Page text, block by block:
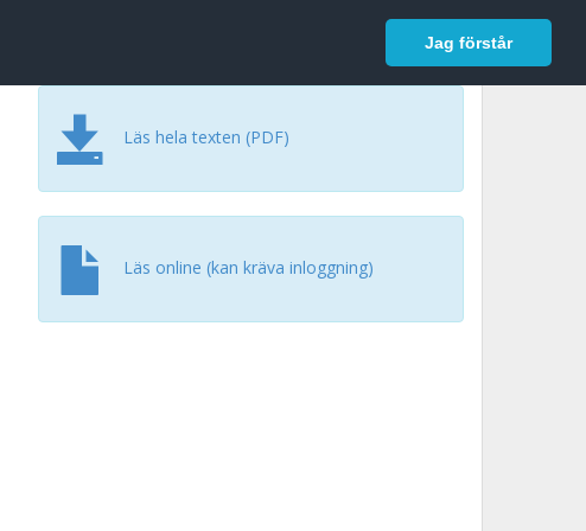
Jag förstår
Logga in
Läs hela texten (PDF)
Läs online (kan kräva inloggning)